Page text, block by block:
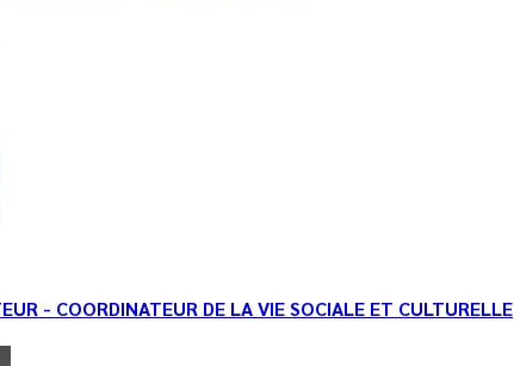
- COORDINATEUR DE LA VIE SOCIALE ET CULTURELLE